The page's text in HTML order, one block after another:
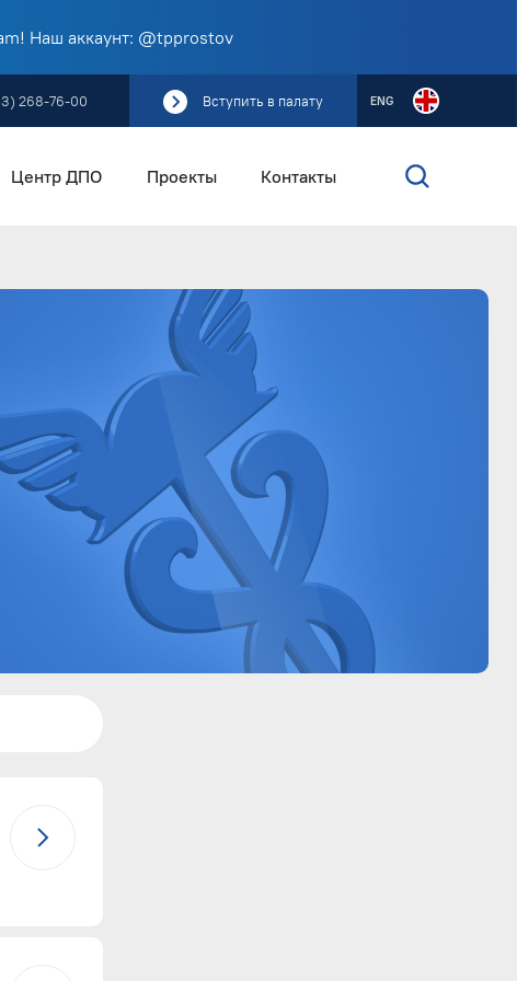
Наш аккаунт: @tpprostov
268-76-00 Вступить в палату ENG
Центр ДПО Проекты Контакты